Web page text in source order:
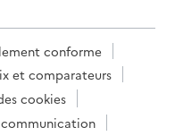
conforme
et comparateurs
cookies